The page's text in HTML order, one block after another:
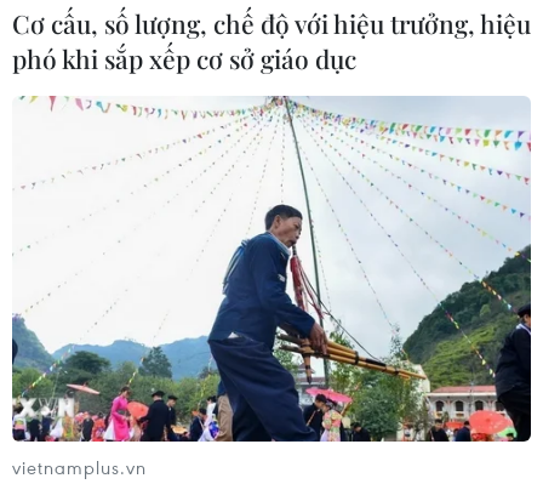
TIN CÙNG CHUYÊN MỤC
Cơ cấu, số lượng, chế độ với hiệu trưởng, hiệu
phó khi sắp xếp cơ sở giáo dục
vietnamplus.vn